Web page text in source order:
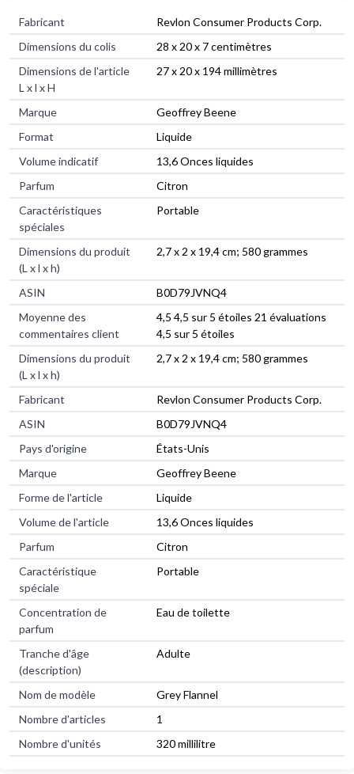
Fabricant
‎Revlon Consumer Products Corp.
Dimensions du colis
‎28 x 20 x 7 centimètres
Dimensions de l'article
L x l x H
‎27 x 20 x 194 millimètres
Marque
‎Geoffrey Beene
Format
‎Liquide
Volume indicatif
‎13,6 Onces liquides
Parfum
‎Citron
Caractéristiques
spéciales
‎Portable
Dimensions du produit
(L x l x h)
‎2,7 x 2 x 19,4 cm; 580 grammes
ASIN
‎B0D79JVNQ4
Moyenne des
commentaires client
4,5 4,5 sur 5 étoiles 21 évaluations
4,5 sur 5 étoiles
Dimensions du produit
(L x l x h)
2,7 x 2 x 19,4 cm; 580 grammes
Fabricant
Revlon Consumer Products Corp.
ASIN
B0D79JVNQ4
Pays d'origine
États-Unis
Marque
Geoffrey Beene
Forme de l'article
Liquide
Volume de l'article
13,6 Onces liquides
Parfum
Citron
Caractéristique
spéciale
Portable
Concentration de
parfum
Eau de toilette
Tranche d'âge
(description)
Adulte
Nom de modèle
Grey Flannel
Nombre d'articles
1
Nombre d'unités
320 millilitre